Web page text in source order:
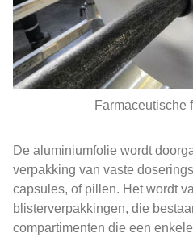
Farmaceutische
De aluminiumfolie wordt
verpakking van vaste
capsules, of pillen. Het wordt
blisterverpakkingen, die
compartimenten die een